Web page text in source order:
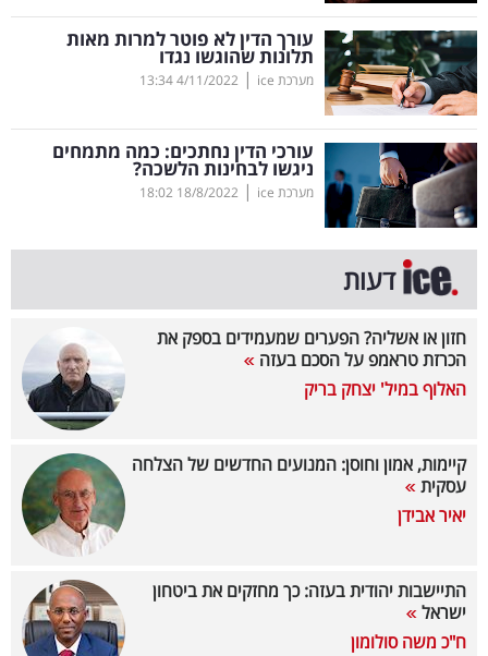
טלוויזיה
עסקי
ספורט
קריירה
ולימודים
מינויים
רייטינג
רכב
בריאות
תרבות
ופנאי
TOP-
5
עורך הדין לא פוטר למרות מאות
תלונות שהוגשו נגדו
מערכת ice |
4/11/2022
13:34
עורכי הדין נחתכים: כמה מתמחים
ניגשו לבחינות הלשכה?
מערכת ice |
18/8/2022
18:02
דעות
חזון או אשליה? הפערים שמעמידים בספק את
הכרזת טראמפ על הסכם בעזה
האלוף במיל' יצחק בריק
קיימות, אמון וחוסן: המנועים החדשים של הצלחה
עסקית
יאיר אבידן
התיישבות יהודית בעזה: כך מחזקים את ביטחון
ישראל
ח"כ משה סולומון